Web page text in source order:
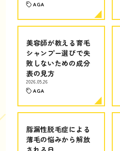
AGA
美容師が教える育毛
シャンプー選びで失
敗しないための成分
表の見方
2026.05.26
AGA
脂漏性脱毛症による
薄毛の悩みから解放